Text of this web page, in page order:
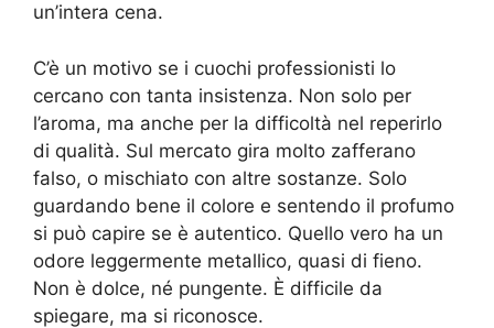
un’intera cena.
C’è un motivo se i cuochi professionisti lo
cercano con tanta insistenza. Non solo per
l’aroma, ma anche per la difficoltà nel reperirlo
di qualità. Sul mercato gira molto zafferano
falso, o mischiato con altre sostanze. Solo
guardando bene il colore e sentendo il profumo
si può capire se è autentico. Quello vero ha un
odore leggermente metallico, quasi di fieno.
Non è dolce, né pungente. È difficile da
spiegare, ma si riconosce.